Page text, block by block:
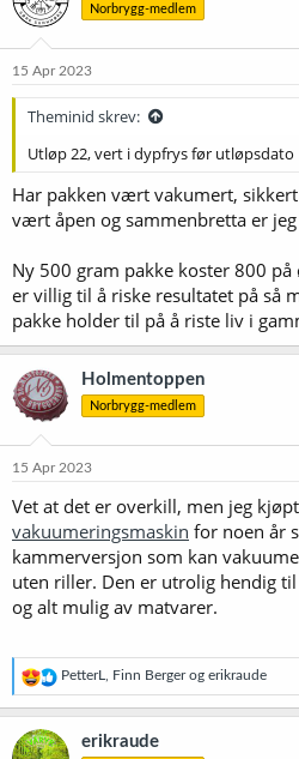
j
o
e
Norbrygg-medlem
15 Apr 2023
Theminid skrev:
Utløp 22, vert i dypfrys før utløpsdato
Har pakken vært vakumert,
vært åpen og sammenbretta er
Ny 500 gram pakke koster 800
er villig til å riske resultatet på så
pakke holder til på å riste liv i
Holmentoppen
Norbrygg-medlem
15 Apr 2023
Vet at det er overkill, men jeg
vakuumeringsmaskin for noen år
kammerversjon som kan
uten riller. Den er utrolig hendig
og alt mulig av matvarer.
R
e
a
s
PetterL Finn Bergerog erikraude
erikraude